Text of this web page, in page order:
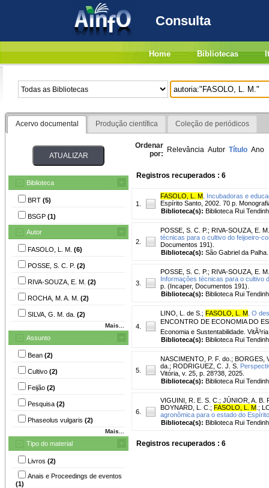
Consulta
Home Bibliotecas
Acervo documental Produção científica Coleção de periódicos
Biblioteca
BRT (5)
BSGP (1)
Autor
FASOLO, L. M. (6)
POSSE, S. C. P. (2)
RIVA-SOUZA, E. M. (2)
ROCHA, M. A. M. (2)
SILVA, G. M. da. (2)
Mais...
Assunto
Bean (2)
Cultivo (2)
Feijão (2)
Pesquisa (2)
Phaseolus vulgaris (2)
Mais...
Tipo do material
Livros (2)
Anais e Proceedings de eventos
(1)
Ordenar
por: Relevância Autor Título Ano
Registros recuperados : 6
1.
FASOLO, L. M Incubadoras e
Espírito Santo, 2002. 70 p.
Biblioteca(s): Biblioteca Rui
2.
POSSE, S. C. P. ; RIVA-SOUZA, E. M.
técnicas para o cultivo do feijoeiro-
Documentos 191).
Biblioteca(s): São Gabriel da Palha.
3.
POSSE, S. C. P. ; RIVA-SOUZA, E. M.
Informações técnicas para o cultivo
p. (Incaper, Documentos 191).
Biblioteca(s): Biblioteca Rui
4.
LINO, L. de S. ; FASOLO, L. M O
ENCONTRO DE ECONOMIA DO
Economia e Sustentabilidade.
Biblioteca(s): Biblioteca Rui
5.
NASCIMENTO, P. F. do. ; BORGES,
da. ; RODRIGUEZ, C. J. S.
Vitória, v. 25, p. 28?38, 2025.
Biblioteca(s): Biblioteca Rui
6.
VIGUINI, R. E. S. C. ; JÚNIOR, A. B.
BOYNARD, L. C. ; FASOLO, L. M ;
agronômica para o estado do
Biblioteca(s): Biblioteca Rui
Registros recuperados : 6